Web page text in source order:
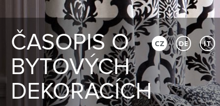
ČASOPIS O
BYTOVÝCH
DEKORACÍCH
CZ DE IT